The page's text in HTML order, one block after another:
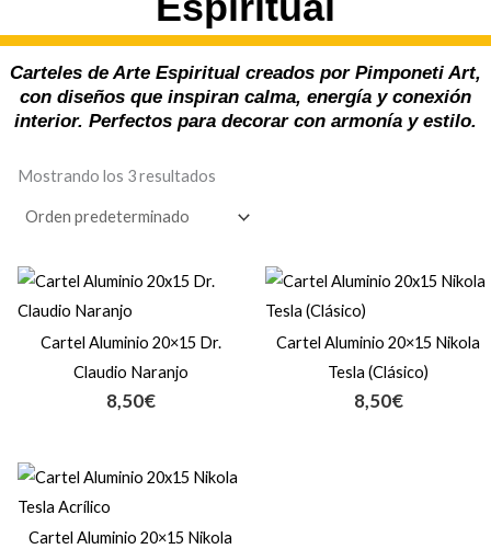
Carteles de Arte Espiritual creados por Pimponeti Art,
con diseños que inspiran calma, energía y conexión
interior. Perfectos para decorar con armonía y estilo.
Mostrando los 3 resultados
Cartel Aluminio 20×15 Dr.
Claudio Naranjo
8,50€
Cartel Aluminio 20×15 Nikola
Tesla (Clásico)
8,50€
Cartel Aluminio 20×15 Nikola